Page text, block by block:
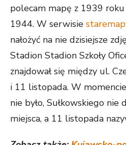
polecam mapę z 1939
1944. W serwisie
nałożyć na nie dzisiejsze
Stadion Stadion Szkoły
znajdował się między ul.
i 11 listopada. W
nie było, Sułkowskiego nie
miejsca, a 11 listopada